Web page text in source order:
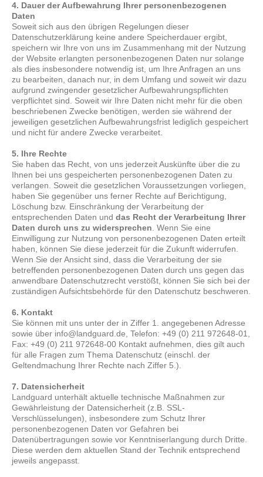
4. Dauer der Aufbewahrung Ihrer personenbezogenen
Daten
Soweit sich aus den übrigen Regelungen dieser
Datenschutzerklärung keine andere Speicherdauer ergibt,
speichern wir Ihre von uns im Zusammenhang mit der Nutzung
der Website erlangten personenbezogenen Daten nur solange
als dies insbesondere notwendig ist, um Ihre Anfragen an uns
zu bearbeiten, danach nur, in dem Umfang und soweit wir dazu
aufgrund zwingender gesetzlicher Aufbewahrungspflichten
verpflichtet sind. Soweit wir Ihre Daten nicht mehr für die oben
beschriebenen Zwecke benötigen, werden sie während der
jeweiligen gesetzlichen Aufbewahrungsfrist lediglich gespeichert
und nicht für andere Zwecke verarbeitet.
5. Ihre Rechte
Sie haben das Recht, von uns jederzeit Auskünfte über die zu
Ihnen bei uns gespeicherten personenbezogenen Daten zu
verlangen. Soweit die gesetzlichen Voraussetzungen vorliegen,
haben Sie gegenüber uns ferner Rechte auf Berichtigung,
Löschung bzw. Einschränkung der Verarbeitung der
entsprechenden Daten und das Recht der Verarbeitung Ihrer
Daten durch uns zu widersprechen . Wenn Sie eine
Einwilligung zur Nutzung von personenbezogenen Daten erteilt
haben, können Sie diese jederzeit für die Zukunft widerrufen.
Wenn Sie der Ansicht sind, dass die Verarbeitung der sie
betreffenden personenbezogenen Daten durch uns gegen das
anwendbare Datenschutzrecht verstößt, können Sie sich bei der
zuständigen Aufsichtsbehörde für den Datenschutz beschweren.
6. Kontakt
Sie können mit uns unter der in Ziffer 1. angegebenen Adresse
sowie über info@landguard.de, Telefon: +49 (0) 211 972648-01,
Fax: +49 (0) 211 972648-00 Kontakt aufnehmen, dies gilt auch
für alle Fragen zum Thema Datenschutz (einschl. der
Geltendmachung Ihrer Rechte nach Ziffer 5.).
7. Datensicherheit
Landguard unterhält aktuelle technische Maßnahmen zur
Gewährleistung der Datensicherheit (z.B. SSL-
Verschlüsselungen), insbesondere zum Schutz Ihrer
personenbezogenen Daten vor Gefahren bei
Datenübertragungen sowie vor Kenntniserlangung durch Dritte.
Diese werden dem aktuellen Stand der Technik entsprechend
jeweils angepasst.